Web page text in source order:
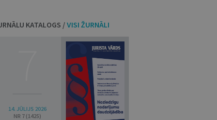
KATALOGS /VISI ŽURNĀLI
14. JŪLIJS 2026
NR 7 (1425)